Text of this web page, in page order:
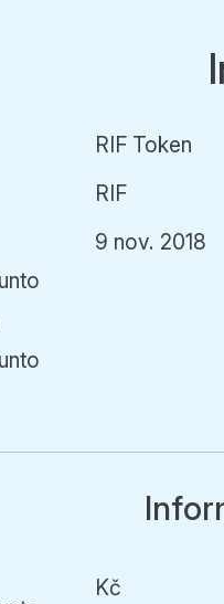
RIF Token
RIF
9 nov. 2018
Kč